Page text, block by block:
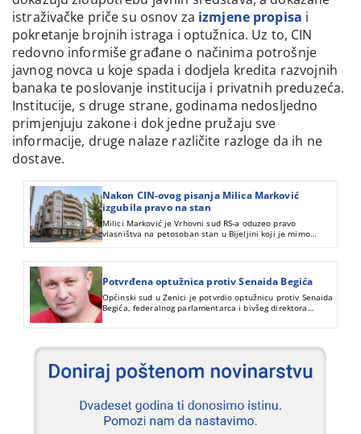
istraživačke priče su osnov za izmjene propisa i
pokretanje brojnih istraga i optužnica. Uz to, CIN
redovno informiše građane o načinima potrošnje
javnog novca u koje spada i dodjela kredita razvojnih
banaka te poslovanje institucija i privatnih preduzeća.
Institucije, s druge strane, godinama nedosljedno
primjenjuju zakone i dok jedne pružaju sve
informacije, druge nalaze različite razloge da ih ne
dostave.
Nakon CIN-ovog pisanja Milica Marković
izgubila pravo na stan
Milici Marković je Vrhovni sud RS-a oduzeo pravo
vlasništva na petosoban stan u Bijeljini koji je mimo
zakonske procedure plaćen robnom rezervom mazuta, o
Potvrđena optužnica protiv Senaida Begića
Općinski sud u Zenici je potvrdio optužnicu protiv Senaida
Begića, federalnog parlamentarca i bivšeg direktora
Zavoda zdravstvenog osiguranja ZDK, i Omera Avdakovića,